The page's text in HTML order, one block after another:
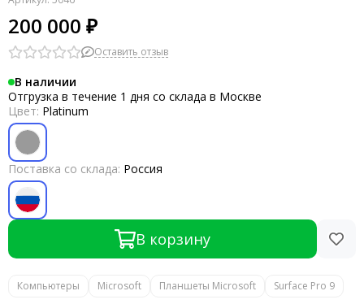
200 000 ₽
Оставить отзыв
В наличии
Отгрузка в течение 1 дня со склада в Москве
Цвет: Platinum
Поставка со склада: Россия
В корзину
Компьютеры Microsoft Планшеты Microsoft Surface Pro 9